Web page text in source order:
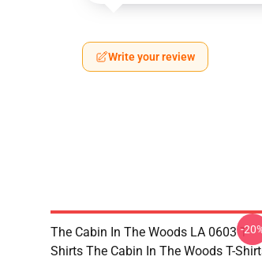
Write your review
The Cabin In The Woods LA 0603 T-
Shirts The Cabin In The Woods T-
-